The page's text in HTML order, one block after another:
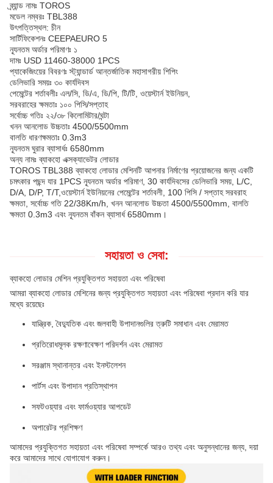
ব্র্যান্ড নামঃ TOROS
মডেল নম্বরঃ TBL388
উৎপত্তিস্থল: চীন
সার্টিফিকেশনঃ CEEPAEURO 5
ন্যূনতম অর্ডার পরিমাণঃ ১
দামঃ USD 11460-38000 1PCS
প্যাকেজিংয়ের বিবরণঃ স্ট্যান্ডার্ড আন্তর্জাতিক মহাসাগরীয় শিপিং
ডেলিভারি সময়ঃ ৩০ কার্যদিবস
পেমেন্টের শর্তাবলীঃ এল/সি, ডি/এ, ডি/পি, টি/টি, ওয়েস্টার্ন ইউনিয়ন,
সরবরাহের ক্ষমতাঃ ১০০ পিসি/সপ্তাহ
সর্বোচ্চ গতিঃ ২২/৩৮ কিলোমিটার/ঘন্টা
খনন আনলোড উচ্চতাঃ 4500/5500mm
বালতি ধারণক্ষমতাঃ 0.3m3
ন্যূনতম ঘুরার ব্যাসার্ধঃ 6580mm
অন্য নামঃ ব্যাকহো এক্সক্যাভেটর লোডার
TOROS TBL388 ব্যাকহো লোডার মেশিনটি আপনার নির্মাণের প্রয়োজনের জন্য একটি
চমৎকার পছন্দ যার 1PCS ন্যূনতম অর্ডার পরিমাণ, 30 কার্যদিবসের ডেলিভারি সময়, L/C,
D/A, D/P, T/T,ওয়েস্টার্ন ইউনিয়নের পেমেন্টের শর্তাবলী, 100 পিসি / সপ্তাহ সরবরাহ
ক্ষমতা, সর্বোচ্চ গতি 22/38Km/h, খনন আনলোড উচ্চতা 4500/5500mm, বালতি
ক্ষমতা 0.3m3 এবং ন্যূনতম বাঁকন ব্যাসার্ধ 6580mm।
সহায়তা ও সেবা:
ব্যাকহো লোডার মেশিন প্রযুক্তিগত সহায়তা এবং পরিষেবা
আমরা ব্যাকহো লোডার মেশিনের জন্য প্রযুক্তিগত সহায়তা এবং পরিষেবা প্রদান করি যার
মধ্যে রয়েছেঃ
যান্ত্রিক, বৈদ্যুতিক এবং জলবাহী উপাদানগুলির ত্রুটি সমাধান এবং মেরামত
প্রতিরোধমূলক রক্ষণাবেক্ষণ পরিদর্শন এবং মেরামত
সরঞ্জাম স্থানান্তর এবং ইনস্টলেশন
পার্টস এবং উপাদান প্রতিস্থাপন
সফটওয়্যার এবং ফার্মওয়্যার আপডেট
অপারেটর প্রশিক্ষণ
আমাদের প্রযুক্তিগত সহায়তা এবং পরিষেবা সম্পর্কে আরও তথ্য এবং অনুসন্ধানের জন্য, দয়া
করে আমাদের সাথে যোগাযোগ করুন।